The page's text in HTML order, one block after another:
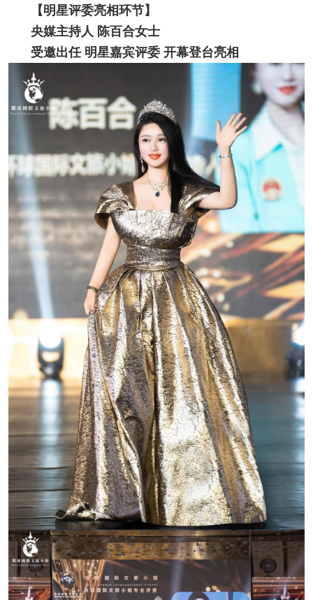
【明星评委亮相环节】
央媒主持人 陈百合女士
受邀出任 明星嘉宾评委 开幕登台亮相